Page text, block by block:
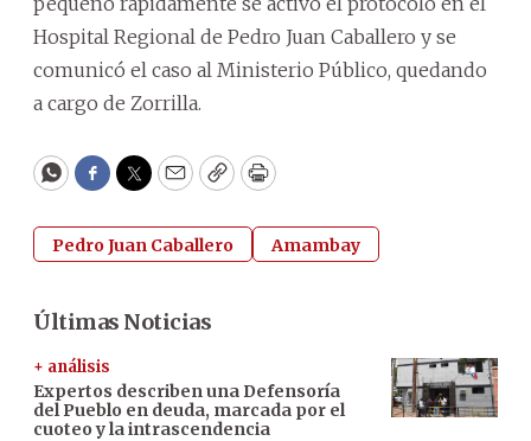
Hospital Regional de Pedro Juan Caballero y se
comunicó el caso al Ministerio Público, quedando
a cargo de Zorrilla.
WhatsApp
Facebook
Twitter
EmailCopyPrint
Pedro Juan Caballero Amambay
Últimas Noticias
+ análisis
Expertos describen una Defensoría
del Pueblo en deuda, marcada por el
cuoteo y la intrascendencia